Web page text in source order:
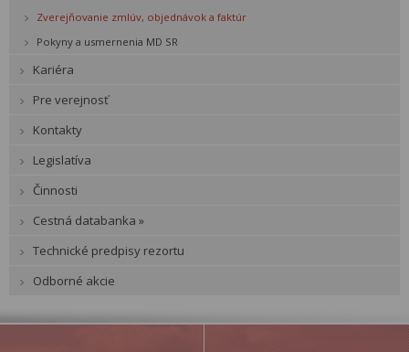
Zverejňovanie zmlúv, objednávok a faktúr
Pokyny a usmernenia MD SR
Kariéra
Pre verejnosť
Kontakty
Legislatíva
Činnosti
Cestná databanka »
Technické predpisy rezortu
Odborné akcie